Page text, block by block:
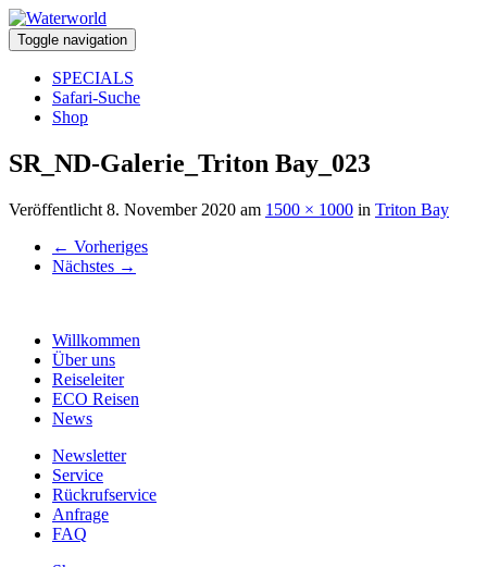
Toggle navigation
SPECIALS
Safari-Suche
Shop
SR_ND-Galerie_Triton Bay_023
Veröffentlicht 8. November 2020 am 1500 × 1000 in Triton Bay
← Vorheriges
Nächstes →
Willkommen
Über uns
Reiseleiter
ECO Reisen
News
Newsletter
Service
Rückrufservice
Anfrage
FAQ